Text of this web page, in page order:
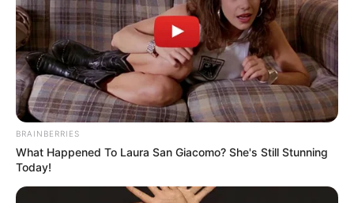
BRAINBERRIES
What Happened To Laura San Giacomo? She's Still Stunning
Today!